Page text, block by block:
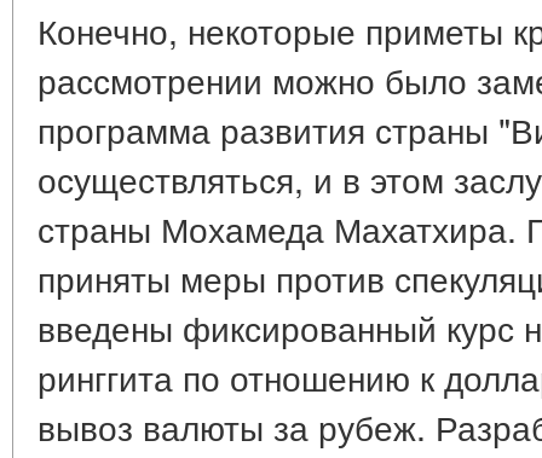
Конечно, некоторые приметы
рассмотрении можно было
программа развития страны
осуществляться, и в этом
страны Мохамеда Махатхира.
приняты меры против
введены фиксированный курс
ринггита по отношению к
вывоз валюты за рубеж.